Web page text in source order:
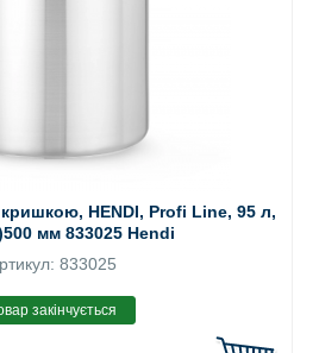
HENDI, Profi Line, 95 л,
мм 833025 Hendi
833025